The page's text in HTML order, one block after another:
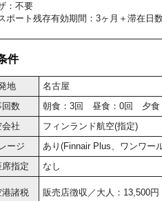
：不要
ポート残存有効期間：3ヶ月＋滞在日
件
地 名古屋
回数
朝食：3回 昼食：0回 夕食
社
フィンランド航空(指定)
ージ
あり(Finnair Plus、ワンワー
指定
なし
港諸税 販売店徴収／大人：13,500円